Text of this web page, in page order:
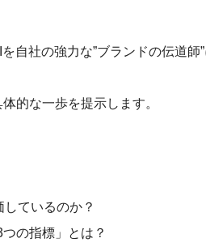
自社の強力な”ブランドの伝道師
的な一歩を提示します。
ているのか？
の指標」とは？